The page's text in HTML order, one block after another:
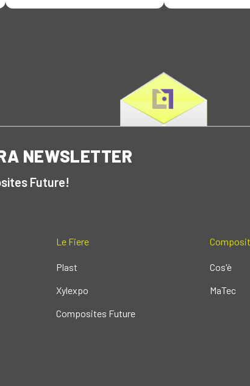
NEWSLETTER
Future!
Le Fiere
Plast
Xylexpo
Composites Future
Cos'è
MaTec